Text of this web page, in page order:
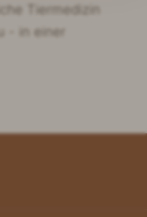
Tiermedizin
- in einer